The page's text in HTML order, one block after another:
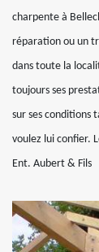
charpente à
réparation ou un
dans toute la
toujours ses
sur ses conditions
voulez lui confier.
Ent. Aubert & Fils